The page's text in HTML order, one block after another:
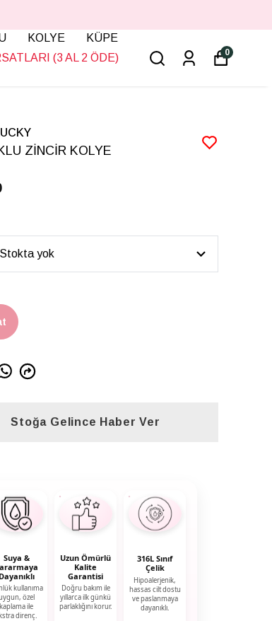
KOLYE
KÜPE
(3 AL 2 ÖDE)
0
ZİNCİR KOLYE
Stoğa Gelince Haber Ver
Suya &
Dayanıklı
kullanıma
özel
kaplama ile
direnç.
Uzun Ömürlü
Kalite
Garantisi
Doğru bakım ile
yıllarca ilk günkü
parlaklığını korur.
316L Sınıf
Çelik
Hipoalerjenik,
hassas cilt dostu
ve paslanmaya
dayanıklı.